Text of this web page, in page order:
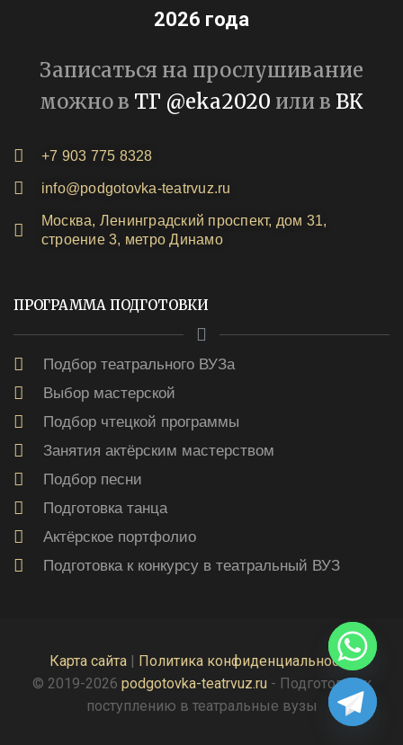
2026 года
Записаться на прослушивание
можно в ТГ @eka2020 или в ВК
+7 903 775 8328
info@podgotovka-teatrvuz.ru
Москва, Ленинградский проспект, дом 31,
строение 3, метро Динамо
ПРОГРАММА ПОДГОТОВКИ
Подбор театрального ВУЗа
Выбор мастерской
Подбор чтецкой программы
Занятия актёрским мастерством
Подбор песни
Подготовка танца
Актёрское портфолио
Подготовка к конкурсу в театральный ВУЗ
Карта сайта | Политика конфиденциальности
© 2019-2026 podgotovka-teatrvuz.ru- Подготовка к
поступлению в театральные вузы